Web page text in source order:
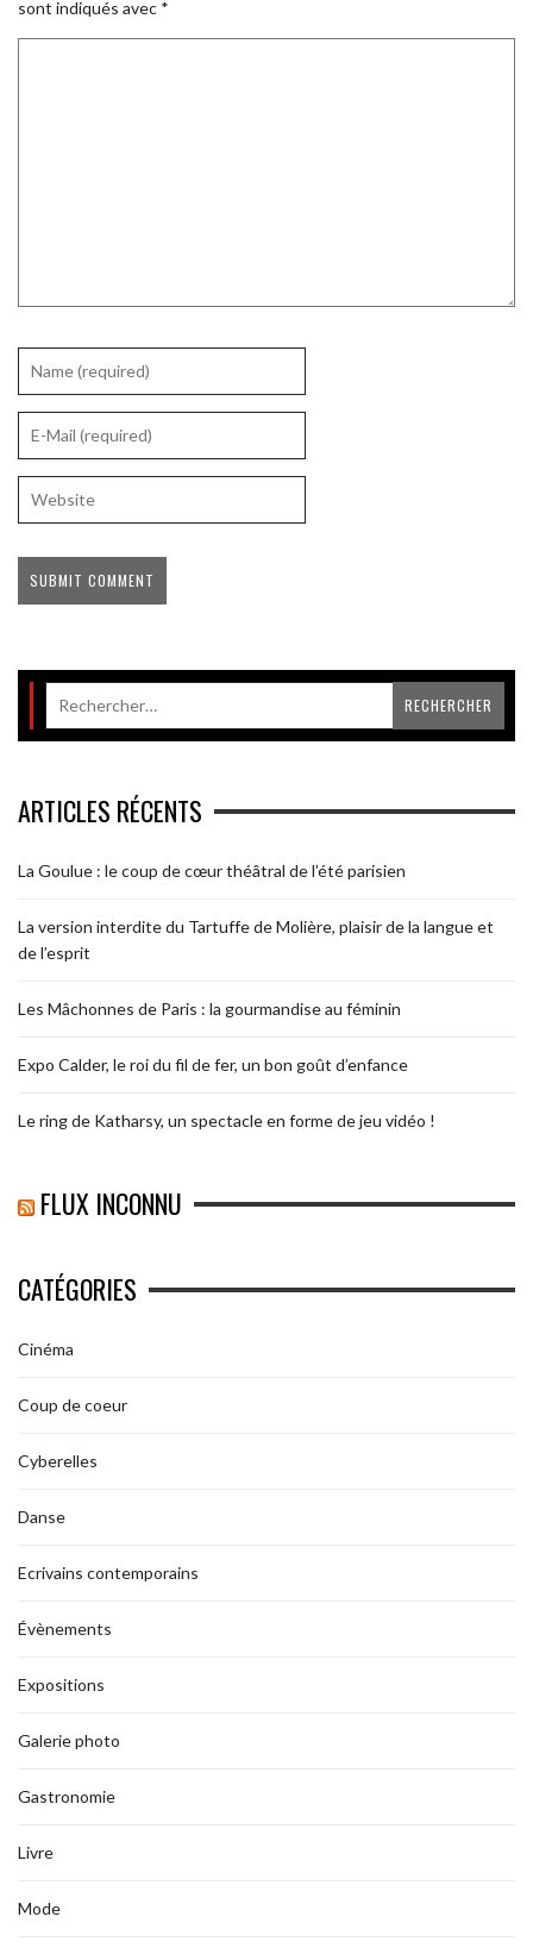
sont indiqués avec *
ARTICLES RÉCENTS
La Goulue : le coup de cœur théâtral de l’été parisien
La version interdite du Tartuffe de Molière, plaisir de la langue et
de l’esprit
Les Mâchonnes de Paris : la gourmandise au féminin
Expo Calder, le roi du fil de fer, un bon goût d’enfance
Le ring de Katharsy, un spectacle en forme de jeu vidéo !
FLUX INCONNU
CATÉGORIES
Cinéma
Coup de coeur
Cyberelles
Danse
Ecrivains contemporains
Évènements
Expositions
Galerie photo
Gastronomie
Livre
Mode